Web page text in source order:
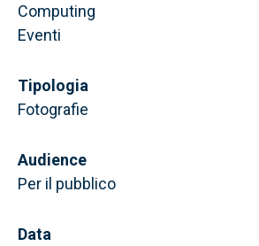
Computing
Eventi
Tipologia
Fotografie
Audience
Per il pubblico
Data